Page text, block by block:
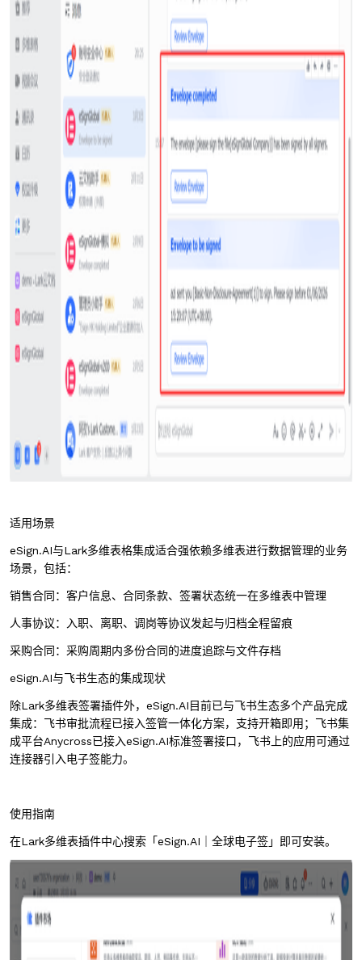
适用场景
eSign.AI与Lark多维表格集成适合强依赖多维表进行数据管理的业务
场景，包括：
销售合同：客户信息、合同条款、签署状态统一在多维表中管理
人事协议：入职、离职、调岗等协议发起与归档全程留痕
采购合同：采购周期内多份合同的进度追踪与文件存档
eSign.AI与飞书生态的集成现状
除Lark多维表签署插件外，eSign.AI目前已与飞书生态多个产品完成
集成：飞书审批流程已接入签管一体化方案，支持开箱即用；飞书集
成平台Anycross已接入eSign.AI标准签署接口，飞书上的应用可通过
连接器引入电子签能力。
使用指南
在Lark多维表插件中心搜索「eSign.AI｜全球电子签」即可安装。